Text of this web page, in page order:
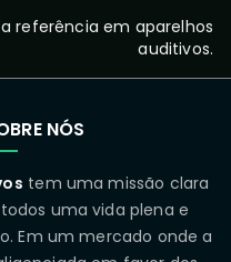
referência em aparelhos
auditivos.
NÓS
tem uma missão clara
uma vida plena e
Em um mercado onde a